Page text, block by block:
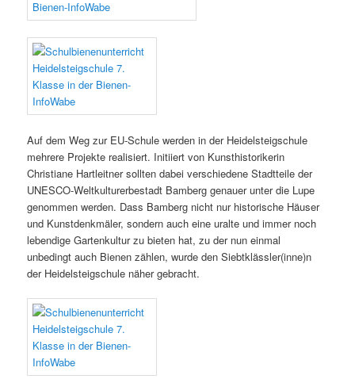
Auf dem Weg zur EU-Schule werden in der Heidelsteigschule
mehrere Projekte realisiert. Initiiert von Kunsthistorikerin
Christiane Hartleitner sollten dabei verschiedene Stadtteile der
UNESCO-Weltkulturerbestadt Bamberg genauer unter die Lupe
genommen werden. Dass Bamberg nicht nur historische Häuser
und Kunstdenkmäler, sondern auch eine uralte und immer noch
lebendige Gartenkultur zu bieten hat, zu der nun einmal
unbedingt auch Bienen zählen, wurde den Siebtklässler(inne)n
der Heidelsteigschule näher gebracht.